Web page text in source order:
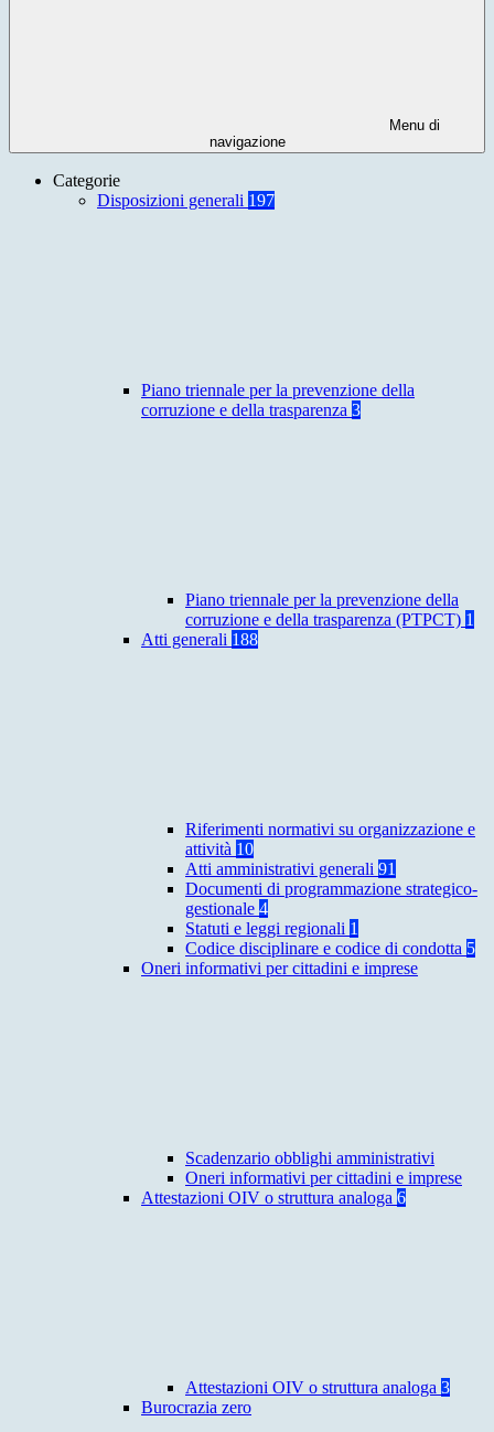
Menu di
navigazione
Categorie
Disposizioni generali 197
Piano triennale per la prevenzione della
corruzione e della trasparenza 3
Piano triennale per la prevenzione della
corruzione e della trasparenza (PTPCT) 1
Atti generali 188
Riferimenti normativi su organizzazione e
attività 10
Atti amministrativi generali 91
Documenti di programmazione strategico-
gestionale 4
Statuti e leggi regionali 1
Codice disciplinare e codice di condotta 5
Oneri informativi per cittadini e imprese
Scadenzario obblighi amministrativi
Oneri informativi per cittadini e imprese
Attestazioni OIV o struttura analoga 6
Attestazioni OIV o struttura analoga 3
Burocrazia zero